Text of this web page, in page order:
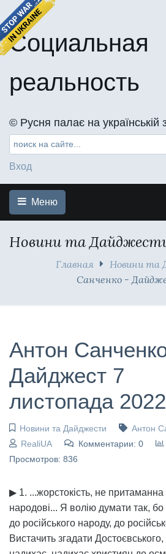
Социальная
реальность
©️ Русня палає на українській
Вход
Меню
Новини та
Главная Новини та
Санченко -
Антон
Дайджест 7
листопада 2022
Новини та Дайджести
Антон
RealiUA
Комментарии: 0
Просмотров: 836
▶ 1. ...жорстокість, не притаманна
народові... Я волію думати так,
до російського народу, до
Вистачить згадати